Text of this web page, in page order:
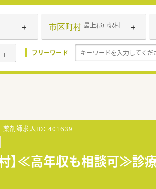
市区町村 最上郡戸沢村
フリーワード
薬剤師求人ID： 401639
村】≪高年収も相談可≫診